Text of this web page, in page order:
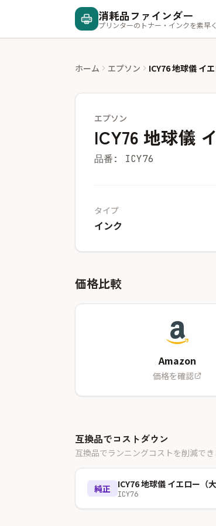
消耗品ファインダー
プリンターのトナー・インクを素早
ホーム エプソン ICY76 地球儀 イ
エプソン
ICY76 地球儀
品番: ICY76
タイプ
インク
価格比較
Amazon
価格を確認
互換品でコストダウン
互換品でランニングコストを削減でき
純正 ICY76 地球儀 イエロー（大
ICY76